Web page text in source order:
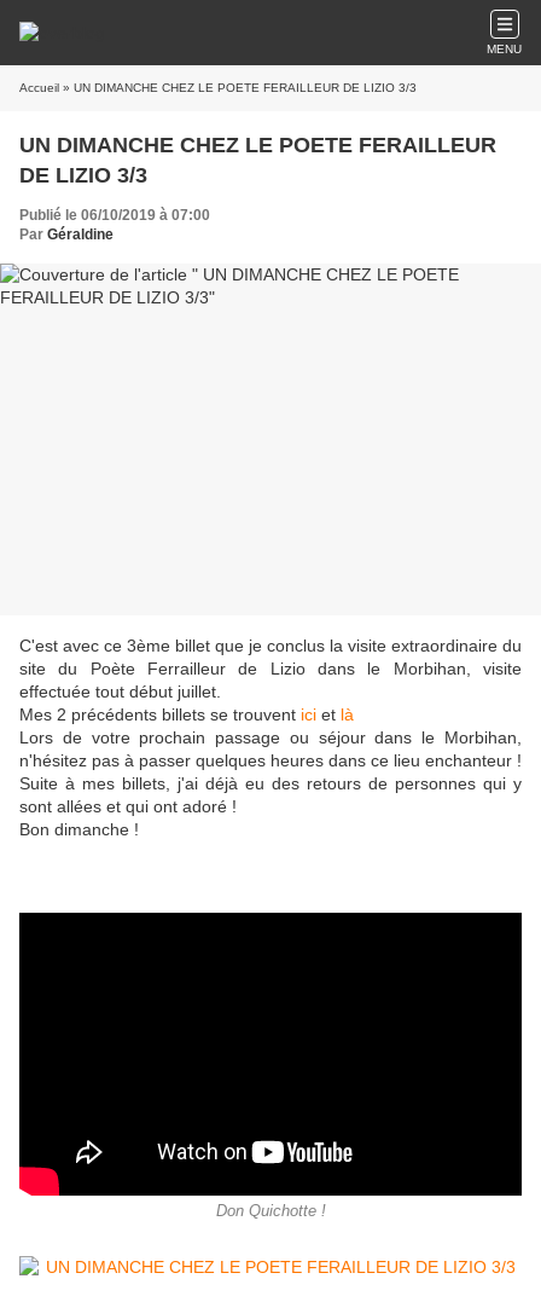
MENU
Accueil » UN DIMANCHE CHEZ LE POETE FERAILLEUR DE LIZIO 3/3
UN DIMANCHE CHEZ LE POETE FERAILLEUR
DE LIZIO 3/3
Publié le 06/10/2019 à 07:00
Par Géraldine
C'est avec ce 3ème billet que je conclus la visite extraordinaire du
site du Poète Ferrailleur de Lizio dans le Morbihan, visite
effectuée tout début juillet.
Mes 2 précédents billets se trouvent ici et là
Lors de votre prochain passage ou séjour dans le Morbihan,
n'hésitez pas à passer quelques heures dans ce lieu enchanteur !
Suite à mes billets, j'ai déjà eu des retours de personnes qui y
sont allées et qui ont adoré !
Bon dimanche !
Don Quichotte !